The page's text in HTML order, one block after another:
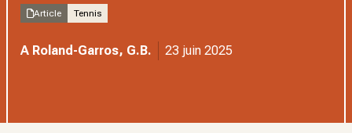
Article Tennis
A Roland-Garros, G.B. 23 juin 2025